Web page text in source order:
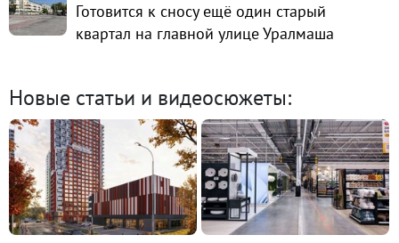
Готовится к сносу ещё один старый
квартал на главной улице Уралмаша
Новые статьи и видеосюжеты: